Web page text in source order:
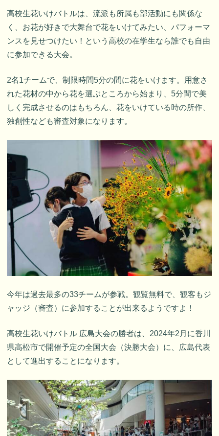
高校生花いけバトルは、流派も所属も部活動にも関係な
く、お花が好きで大舞台で花をいけてみたい、パフォーマ
ンスを見せつけたい！という高校の在学生なら誰でも自由
に参加できる大会。
2名1チームで、制限時間5分の間に花をいけます。用意さ
れた花材の中から花を選ぶところから始まり、5分間で美
しく完成させるのはもちろん、花をいけている時の所作、
独創性なども審査対象になります。
今年は過去最多の33チームが参戦。観覧無料で、観客もジ
ャッジ（審査）に参加することが出来るようですよ！
高校生花いけバトル 広島大会の勝者は、2024年2月に香川
県高松市で開催予定の全国大会（決勝大会）に、広島代表
として進出することになります。